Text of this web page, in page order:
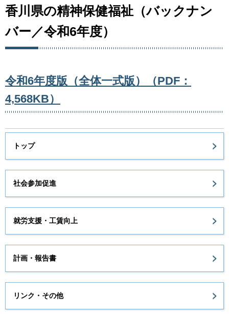
香川県の精神保健福祉（バックナン
バー／令和6年度）
令和6年度版（全体一式版）（PDF：
4,568KB）
トップ
社会参加促進
就労支援・工賃向上
計画・報告書
リンク・その他